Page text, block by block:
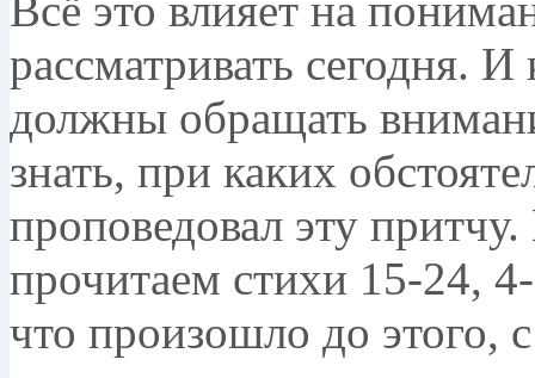
Всё это влияет на
рассматривать сегодня.
должны обращать
знать, при каких
проповедовал эту
прочитаем стихи 15-24,
что произошло до этого,